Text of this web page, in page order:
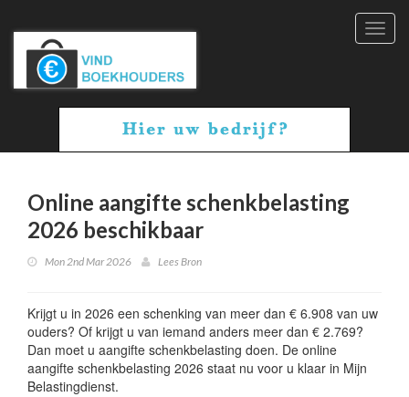
Online aangifte schenkbelasting
2026 beschikbaar
Mon 2nd Mar 2026 Lees Bron
Krijgt u in 2026 een schenking van meer dan € 6.908 van uw
ouders? Of krijgt u van iemand anders meer dan € 2.769?
Dan moet u aangifte schenkbelasting doen. De online
aangifte schenkbelasting 2026 staat nu voor u klaar in Mijn
Belastingdienst.